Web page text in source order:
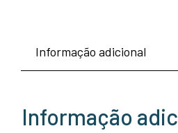
Dual
Table
-
Informação adicional
Informação